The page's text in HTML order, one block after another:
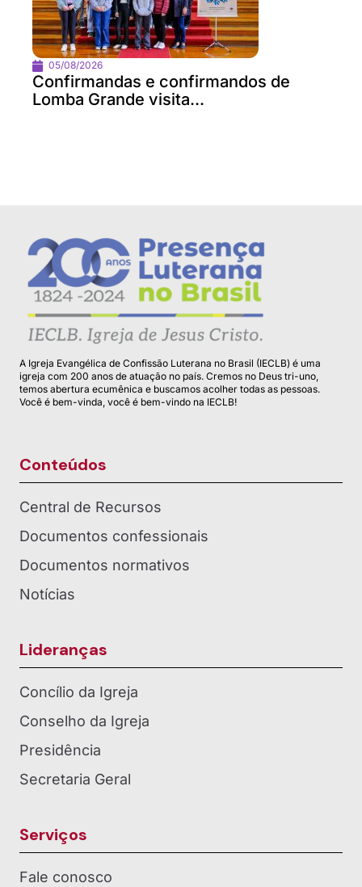
05/08/2026
Confirmandas e confirmandos de
Lomba Grande visita...
A Igreja Evangélica de Confissão Luterana no Brasil (IECLB) é uma
igreja com 200 anos de atuação no país. Cremos no Deus tri-uno,
temos abertura ecumênica e buscamos acolher todas as pessoas.
Você é bem-vinda, você é bem-vindo na IECLB!
Conteúdos
Central de Recursos
Documentos confessionais
Documentos normativos
Notícias
Lideranças
Concílio da Igreja
Conselho da Igreja
Presidência
Secretaria Geral
Serviços
Fale conosco